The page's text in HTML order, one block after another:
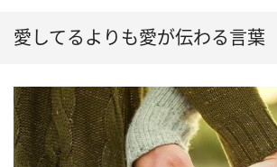
愛してるよりも愛が伝わる言葉